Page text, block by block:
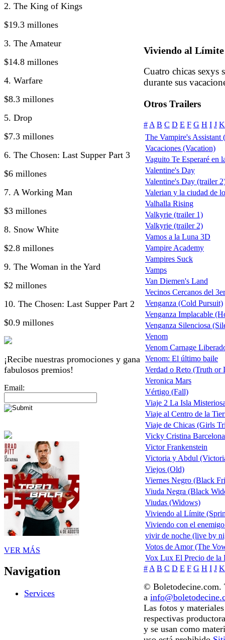
2. The King of Kings
$19.3 millones
3. The Amateur
$14.8 millones
4. Warfare
$8.3 millones
5. Drop
$7.3 millones
6. The Chosen: Last Supper Part 3
$6 millones
7. A Working Man
$3 millones
8. Snow White
$2.8 millones
9. The Woman in the Yard
$2 millones
10. The Chosen: Last Supper Part 2
$0.9 millones
¡Recibe nuestras promociones y gana
fabulosos premios!
Email:
VER MÁS
Navigation
Services
Viviendo al
Cuatro chicas sexys
durante sus
Otros Trailers
# A B C D E F G H I J K
The Vampire's
Vacaciones (Vacation)
Vaguito Te Esperaré en
Valentine's Day
Valentine's Day (trailer
Valerian y la ciudad de
Valhalla Rising
Valkyrie (trailer 1)
Valkyrie (trailer 2)
Vamos a la Luna 3D
Vampire Academy
Vampires Suck
Vamps
Van Diemen's Land
Vecinos Cercanos del
Venganza (Cold Pursuit)
Venganza Implacable
Venganza Silenciosa
Venom
Venom Carnage
Venom: El último baile
Verdad o Reto (Truth or
Veronica Mars
Vértigo (Fall)
Viaje 2 La Isla
Viaje al Centro de la
Viaje de Chicas (Girls
Vicky Cristina Barcelona
Victor Frankenstein
Victoria y Abdul
Viejos (Old)
Viernes Negro (Black
Viuda Negra (Black
Viudas (Widows)
Viviendo al Límite
Viviendo con el
vivir de noche (live by
Votos de Amor (The
Vox Lux El Precio de la
# A B C D E F G H I J K
© Boletodecine.com.
a
Las fotos y
respectivas
y se usan como